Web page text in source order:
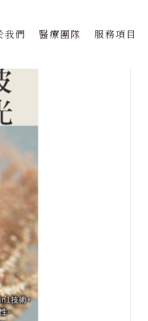
我們 醫療團隊 服務項目